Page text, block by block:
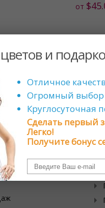
от
Онлайн
промо-акции
и
Отличное
Огромный выбор
Круглосуточная
Сделать первый
Легко!
Получите бонус